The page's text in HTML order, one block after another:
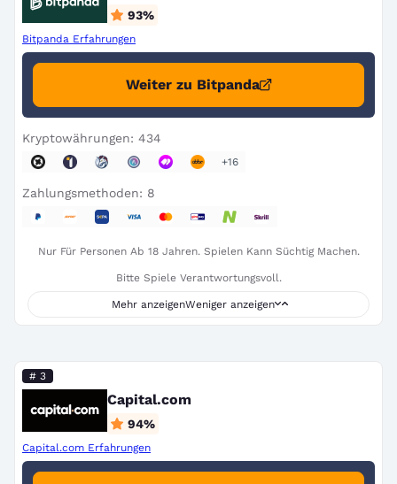
93%
Bitpanda Erfahrungen
Weiter zu Bitpanda
Kryptowährungen: 434
+16
Zahlungsmethoden: 8
Nur Für Personen Ab 18 Jahren. Spielen Kann Süchtig Machen.
Bitte Spiele Verantwortungsvoll.
Mehr anzeigenWeniger anzeigen
# 3
Capital.com
94%
Capital.com Erfahrungen